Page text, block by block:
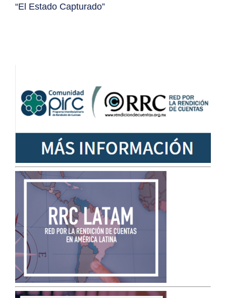
“El Estado Capturado”